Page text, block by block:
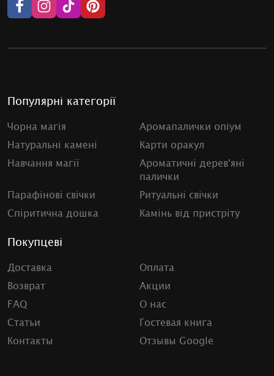
Популярні категорії
Чорна магія
Аромапалички опіум
Натуральні камені
Карти оракул
Навчання магії
Ароматичні дерев'яні
палички
Парафінові свічки
Ритуальні свічки
Спіритична дошка
Камінь від пристріту
Покупцеві
Доставка
Оплата
Возврат
Акции
FAQ
О нас
Статьи
Гостевая книга
Контакты
Отзывы Google